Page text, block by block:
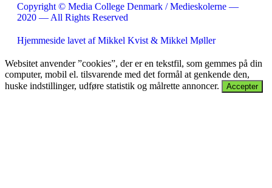
Copyright © Media College Denmark / Medieskolerne —
2020 — All Rights Reserved
Hjemmeside lavet af Mikkel Kvist & Mikkel Møller
Websitet anvender ”cookies”, der er en tekstfil, som gemmes på din
computer, mobil el. tilsvarende med det formål at genkende den,
huske indstillinger, udføre statistik og målrette annoncer.
Accepter